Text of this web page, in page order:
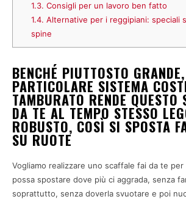
1.3. Consigli per un lavoro ben fatto
1.4. Alternative per i reggipiani: speciali
spine
BENCHÉ PIUTTOSTO
PARTICOLARE SISTEMA
TAMBURATO RENDE QUESTO
DA TE AL TEMPO STESSO
ROBUSTO, COSÌ SI SPOSTA
SU RUOTE
Vogliamo realizzare uno scaffale fai da te
possa spostare dove più ci aggrada, senza
soprattutto, senza doverla svuotare e poi